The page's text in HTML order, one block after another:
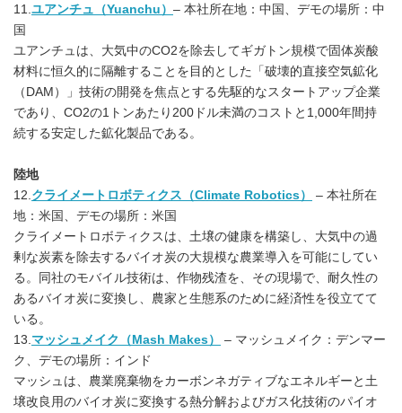
11.ユアンチュ（Yuanchu） – 本社所在地：中国、デモの場所：中
国
ユアンチュは、大気中のCO2を除去してギガトン規模で固体炭酸
材料に恒久的に隔離することを目的とした「破壊的直接空気鉱化
（DAM）」技術の開発を焦点とする先駆的なスタートアップ企業
であり、CO2の1トンあたり200ドル未満のコストと1,000年間持
続する安定した鉱化製品である。
陸地
12.クライメートロボティクス（Climate Robotics）
– 本社所在
地：米国、デモの場所：米国
クライメートロボティクスは、土壌の健康を構築し、大気中の過
剰な炭素を除去するバイオ炭の大規模な農業導入を可能にしてい
る。同社のモバイル技術は、作物残渣を、その現場で、耐久性の
あるバイオ炭に変換し、農家と生態系のために経済性を役立てて
いる。
13.マッシュメイク（Mash Makes）
– マッシュメイク：デンマー
ク、デモの場所：インド
マッシュは、農業廃棄物をカーボンネガティブなエネルギーと土
壌改良用のバイオ炭に変換する熱分解およびガス化技術のパイオ